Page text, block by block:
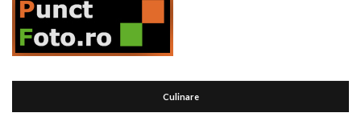
Culinare